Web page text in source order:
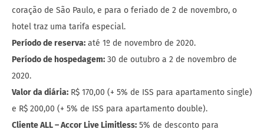
coração de São Paulo, e para o feriado de 2 de novembro, o
hotel traz uma tarifa especial.
Período de reserva: até 1º de novembro de 2020.
Período de hospedagem: 30 de outubro a 2 de novembro de
2020.
Valor da diária: R$ 170,00 (+ 5% de ISS para apartamento single)
e R$ 200,00 (+ 5% de ISS para apartamento double).
Cliente ALL – Accor Live Limitless: 5% de desconto para